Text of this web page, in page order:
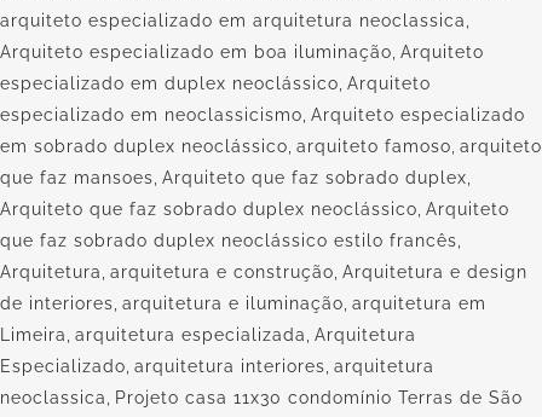
arquiteto especializado em arquitetura neoclassica
Arquiteto especializado em boa iluminação Arquiteto
especializado em duplex neoclássico Arquiteto
especializado em neoclassicismo Arquiteto especializado
em sobrado duplex neoclássico arquiteto famoso arquiteto
que faz mansoes Arquiteto que faz sobrado duplex
Arquiteto que faz sobrado duplex neoclássico Arquiteto
que faz sobrado duplex neoclássico estilo francês
Arquitetura arquitetura e construção Arquitetura e design
de interiores arquitetura e iluminação arquitetura em
Limeira arquitetura especializada Arquitetura
Especializado arquitetura interiores arquitetura
neoclassica
Projeto casa 11x30 condomínio Terras de São